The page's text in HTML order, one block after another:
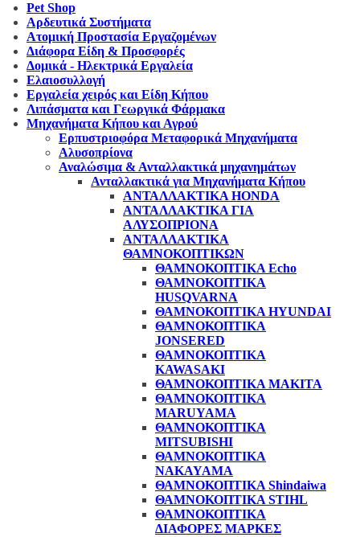
Pet Shop
Αρδευτικά Συστήματα
Ατομική Προστασία Εργαζομένων
Διάφορα Είδη & Προσφορές
Δομικά - Ηλεκτρικά Εργαλεία
Ελαιοσυλλογή
Εργαλεία χειρός και Είδη Κήπου
Λιπάσματα και Γεωργικά Φάρμακα
Μηχανήματα Κήπου και Αγρού
Eρπυστριοφόρα Μεταφορικά Μηχανήματα
Αλυσοπρίονα
Αναλώσιμα & Ανταλλακτικά μηχανημάτων
Ανταλλακτικά για Μηχανήματα Κήπου
ΑΝΤΑΛΛΑΚΤΙΚΑ HONDA
ΑΝΤΑΛΛΑΚΤΙΚΑ ΓΙΑ
ΑΛΥΣΟΠΡΙΟΝΑ
ΑΝΤΑΛΛΑΚΤΙΚΑ
ΘΑΜΝΟΚΟΠΤΙΚΩΝ
ΘΑΜΝΟΚΟΠΤΙΚΑ Echo
ΘΑΜΝΟΚΟΠΤΙΚΑ
HUSQVARNA
ΘΑΜΝΟΚΟΠΤΙΚΑ HYUNDAI
ΘΑΜΝΟΚΟΠΤΙΚΑ
JONSERED
ΘΑΜΝΟΚΟΠΤΙΚΑ
KAWASAKI
ΘΑΜΝΟΚΟΠΤΙΚΑ MAKITA
ΘΑΜΝΟΚΟΠΤΙΚΑ
MARUYAMA
ΘΑΜΝΟΚΟΠΤΙΚΑ
MITSUBISHI
ΘΑΜΝΟΚΟΠΤΙΚΑ
NAKAYAMA
ΘΑΜΝΟΚΟΠΤΙΚΑ Shindaiwa
ΘΑΜΝΟΚΟΠΤΙΚΑ STIHL
ΘΑΜΝΟΚΟΠΤΙΚΑ
ΔΙΑΦΟΡΕΣ ΜΑΡΚΕΣ